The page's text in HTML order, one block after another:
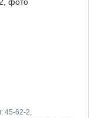
45-62-2,